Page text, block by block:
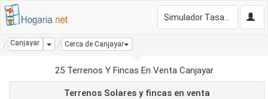
Canjayar Dropdown
Cerca de Canjayar
25 Terrenos Y Fincas En Venta Canjayar
Terrenos Solares y fincas en venta